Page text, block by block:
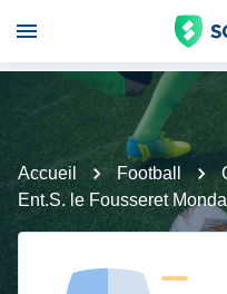
Accueil Football
Ent.S. le Fousseret